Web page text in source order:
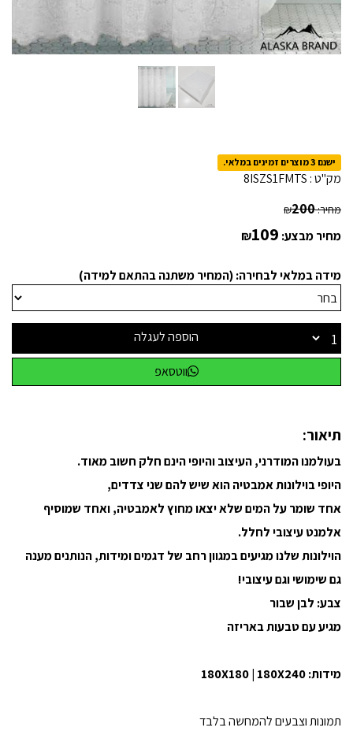
ישנם 3 מוצרים זמינים במלאי.
מק"ט : 8ISZS1FMTS
מחיר: ₪200
מחיר מבצע: ₪109
מידה במלאי לבחירה: (המחיר משתנה בהתאם למידה)
הוספה לעגלה
ווטסאפ
תיאור:
בעולמנו המודרני, העיצוב והיופי הינם חלק חשוב מאוד.
היופי בוילונות אמבטיה הוא שיש להם שני צדדים,
אחד שומר על המים שלא יצאו מחוץ לאמבטיה, ואחד שמוסיף
אלמנט עיצובי לחלל.
הוילונות שלנו מגיעים במגוון רחב של דגמים ומידות, הנותנים מענה
גם שימושי וגם עיצובי!
צבע: לבן שבור
מגיע עם טבעות באריזה​
מידות: 180X180 | 180X240
תמונות וצבעים להמחשה בלבד